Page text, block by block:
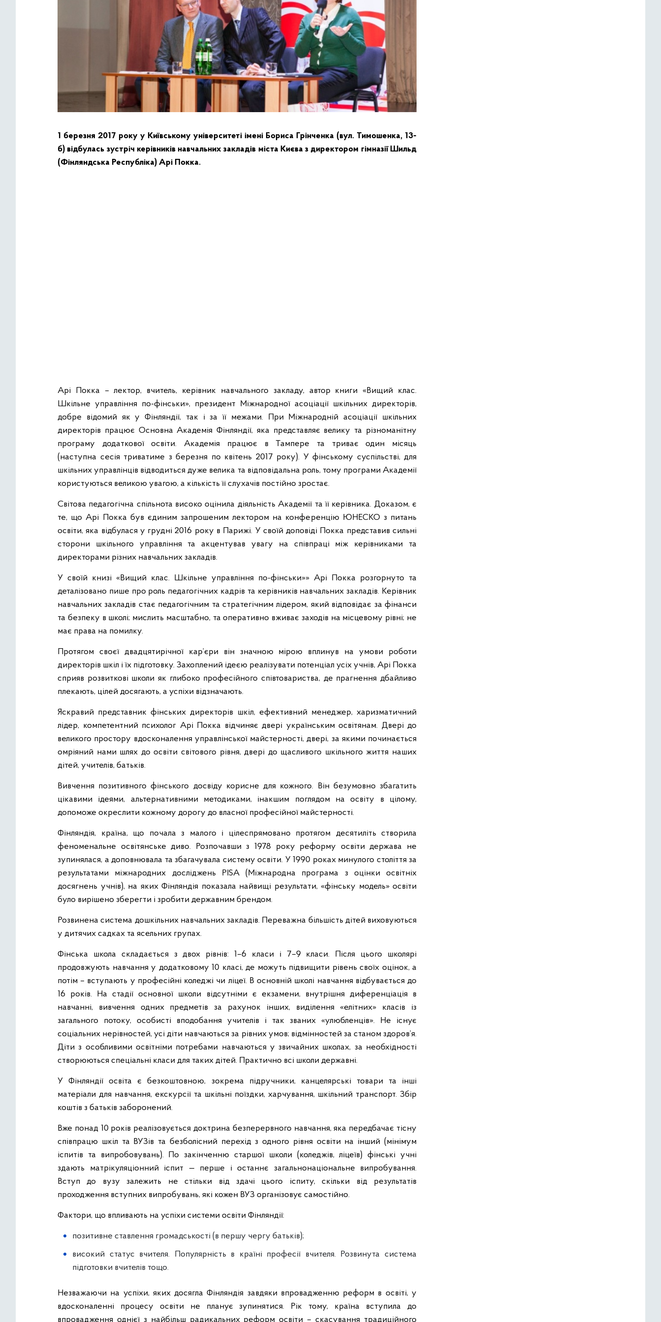
1 березня 2017 року у Київському університеті імені Бориса Грінченка (вул. Тимошенка, 13-
б) відбулась зустріч керівників навчальних закладів міста Києва з директором гімназії Шильд
(Фінляндська Республіка) Арі Покка.
Арі Покка – лектор, вчитель, керівник навчального закладу, автор книги «Вищий клас.
Шкільне управління по-фінськи», президент Міжнародної асоціації шкільних директорів,
добре відомий як у Фінляндії, так і за її межами. При Міжнародній асоціації шкільних
директорів працює Основна Академія Фінляндії, яка представляє велику та різноманітну
програму додаткової освіти. Академія працює в Тампере та триває один місяць
(наступна сесія триватиме з березня по квітень 2017 року). У фінському суспільстві, для
шкільних управлінців відводиться дуже велика та відповідальна роль, тому програми Академії
користуються великою увагою, а кількість її слухачів постійно зростає.
Світова педагогічна спільнота високо оцінила діяльність Академії та її керівника. Доказом, є
те, що Арі Покка був єдиним запрошеним лектором на конференцію ЮНЕСКО з питань
освіти, яка відбулася у грудні 2016 року в Парижі. У своїй доповіді Покка представив сильні
сторони шкільного управління та акцентував увагу на співпраці між керівниками та
директорами різних навчальних закладів.
У своїй книзі «Вищий клас. Шкільне управління по-фінськи»» Арі Покка розгорнуто та
деталізовано пише про роль педагогічних кадрів та керівників навчальних закладів. Керівник
навчальних закладів стає педагогічним та стратегічним лідером, який відповідає за фінанси
та безпеку в школі; мислить масштабно, та оперативно вживає заходів на місцевому рівні; не
має права на помилку.
Протягом своєї двадцятирічної кар’єри він значною мірою вплинув на умови роботи
директорів шкіл і їх підготовку. Захоплений ідеєю реалізувати потенціал усіх учнів, Арі Покка
сприяв розвиткові школи як глибоко професійного співтовариства, де прагнення дбайливо
плекають, цілей досягають, а успіхи відзначають.
Яскравий представник фінських директорів шкіл, ефективний менеджер, харизматичний
лідер, компетентний психолог Арі Покка відчиняє двері українським освітянам. Двері до
великого простору вдосконалення управлінської майстерності, двері, за якими починається
омріяний нами шлях до освіти світового рівня, двері до щасливого шкільного життя наших
дітей, учителів, батьків.
Вивчення позитивного фінського досвіду корисне для кожного. Він безумовно збагатить
цікавими ідеями, альтернативними методиками, інакшим поглядом на освіту в цілому,
допоможе окреслити кожному дорогу до власної професійної майстерності.
Фінляндія, країна, що почала з малого і цілеспрямовано протягом десятиліть створила
феноменальне освітянське диво. Розпочавши з 1978 року реформу освіти держава не
зупинялася, а доповнювала та збагачувала систему освіти. У 1990 роках минулого століття за
результатами міжнародних досліджень PISA (Міжнародна програма з оцінки освітніх
досягнень учнів), на яких Фінляндія показала найвищі результати, «фінську модель» освіти
було вирішено зберегти і зробити державним брендом.
Розвинена система дошкільних навчальних закладів. Переважна більшість дітей виховуються
у дитячих садках та ясельних групах.
Фінська школа складається з двох рівнів: 1–6 класи і 7–9 класи. Після цього школярі
продовжують навчання у додатковому 10 класі, де можуть підвищити рівень своїх оцінок, а
потім – вступають у професійні коледжі чи ліцеї. В основній школі навчання відбувається до
16 років. На стадії основної школи відсутніми є екзамени, внутрішня диференціація в
навчанні, вивчення одних предметів за рахунок інших, виділення «елітних» класів із
загального потоку, особисті вподобання учителів і так званих «улюбленців». Не існує
соціальних нерівностей, усі діти навчаються за рівних умов; відмінностей за станом здоров’я.
Діти з особливими освітніми потребами навчаються у звичайних школах, за необхідності
створюються спеціальні класи для таких дітей. Практично всі школи державні.
У Фінляндії освіта є безкоштовною, зокрема підручники, канцелярські товари та інші
матеріали для навчання, екскурсії та шкільні поїздки, харчування, шкільний транспорт. Збір
коштів з батьків заборонений.
Вже понад 10 років реалізовується доктрина безперервного навчання, яка передбачає тісну
співпрацю шкіл та ВУЗів та безболісний перехід з одного рівня освіти на інший (мінімум
іспитів та випробовувань). По закінченню старшої школи (коледжів, ліцеїв) фінські учні
здають матрікуляціонний іспит — перше і останнє загальнонаціональне випробування.
Вступ до вузу залежить не стільки від здачі цього іспиту, скільки від результатів
проходження вступних випробувань, які кожен ВУЗ організовує самостійно.
Фактори, що впливають на успіхи системи освіти Фінляндії:
позитивне ставлення громадськості (в першу чергу батьків);
високий статус вчителя. Популярність в країні професії вчителя. Розвинута система
підготовки вчителів тощо.
Незважаючи на успіхи, яких досягла Фінляндія завдяки впровадженню реформ в освіті, у
вдосконаленні процесу освіти не планує зупинятися. Рік тому, країна вступила до
впровадження однієї з найбільш радикальних реформ освіти – скасування традиційного